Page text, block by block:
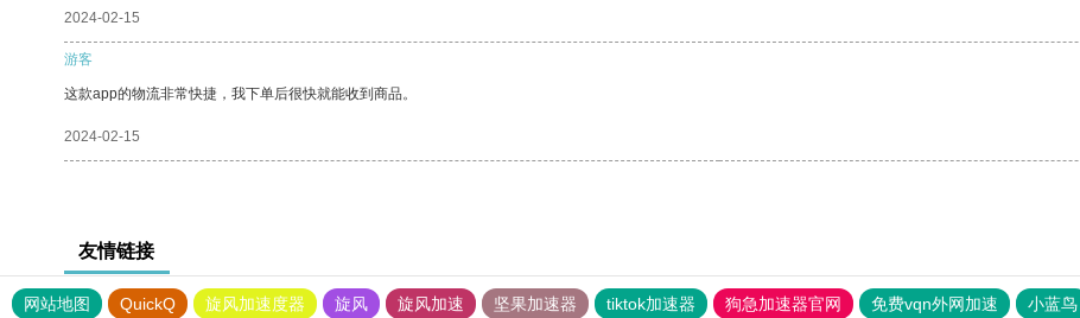
2024-02-15
游客
这款app的物流非常快捷，我下单后很快就能收到商品。
2024-02-15
友情链接
网站地图 QuickQ 旋风加速度器 旋风 旋风加速 坚果加速器 tiktok加速器 狗急加速器官网 免费vqn外网加速 小蓝鸟